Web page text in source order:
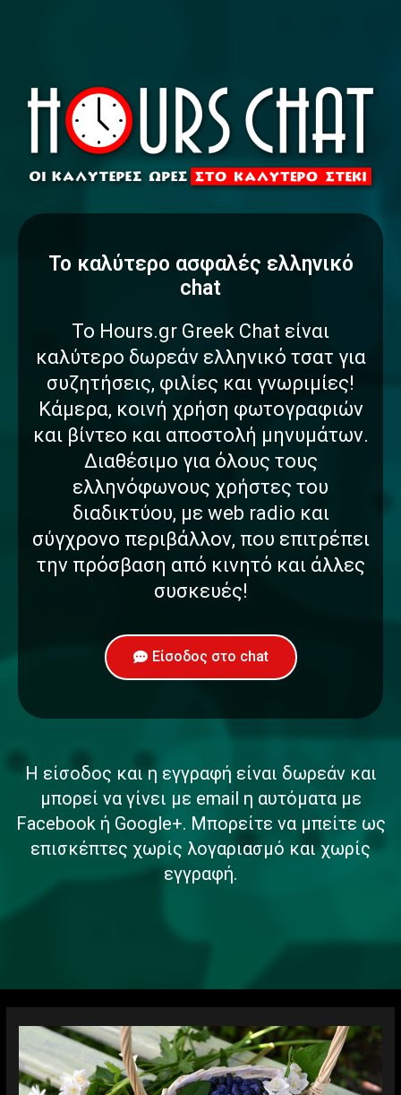
To καλύτερο ασφαλές ελληνικό
chat
Το Hours.gr Greek Chat είναι
καλύτερο δωρεάν ελληνικό τσατ για
συζητήσεις, φιλίες και γνωριμίες!
Κάμερα, κοινή χρήση φωτογραφιών
και βίντεο και αποστολή μηνυμάτων.
Διαθέσιμο για όλους τους
ελληνόφωνους χρήστες του
διαδικτύου, με web radio και
σύγχρονο περιβάλλον, που επιτρέπει
την πρόσβαση από κινητό και άλλες
συσκευές!
Είσοδος στο chat
Η είσοδος και η εγγραφή είναι δωρεάν και
μπορεί να γίνει με email η αυτόματα με
Facebook ή Google+. Μπορείτε να μπείτε ως
επισκέπτες χωρίς λογαριασμό και χωρίς
εγγραφή.